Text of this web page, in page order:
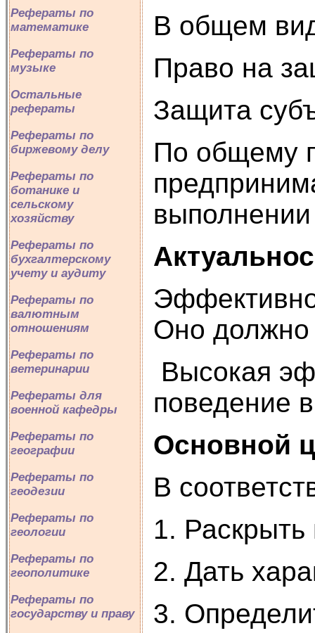
Рефераты по
математике
Рефераты по
музыке
Остальные
рефераты
Рефераты по
биржевому делу
Рефераты по
ботанике и
сельскому
хозяйству
Рефераты по
бухгалтерскому
учету и аудиту
Рефераты по
валютным
отношениям
Рефераты по
ветеринарии
Рефераты для
военной кафедры
Рефераты по
географии
Рефераты по
геодезии
Рефераты по
геологии
Рефераты по
геополитике
Рефераты по
государству и праву
В общем
Право на
Защита
По общему
Оно должно
Высокая
поведение
Основной
В
1. Раскрыть
2. Дать
3.